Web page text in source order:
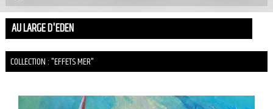
AU LARGE D'EDEN
COLLECTION : "EFFETS MER"